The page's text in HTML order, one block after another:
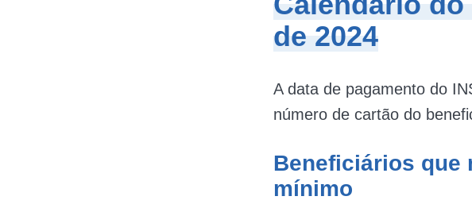
de 2024
A data de pagamento do
número de cartão do
Beneficiários que
mínimo